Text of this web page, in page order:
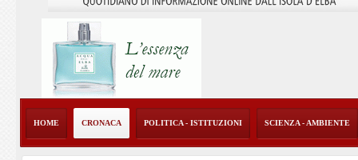
HOME CRONACA POLITICA - ISTITUZIONI SCIENZA - AMBIENTE